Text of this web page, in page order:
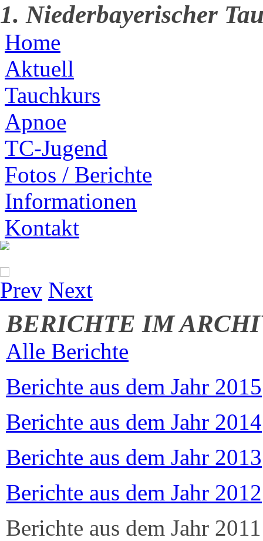
1. Niederbayerischer
Home
Aktuell
Tauchkurs
Apnoe
TC-Jugend
Fotos / Berichte
Informationen
Kontakt
Prev Next
BERICHTE IM
Alle Berichte
Berichte aus dem Jahr 2015
Berichte aus dem Jahr 2014
Berichte aus dem Jahr 2013
Berichte aus dem Jahr 2012
Berichte aus dem Jahr 2011